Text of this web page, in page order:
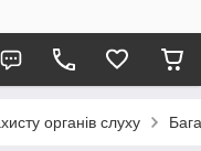
органів слуху